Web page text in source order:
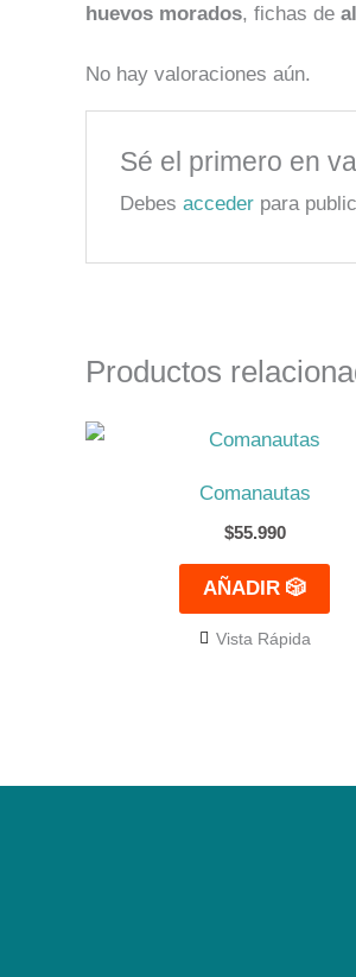
huevos morados, fichas de
No hay valoraciones aún.
Sé el primero en
Debesacceder para
Productos
Comanautas
$55.990
AÑADIR 🎲
Vista Rápida